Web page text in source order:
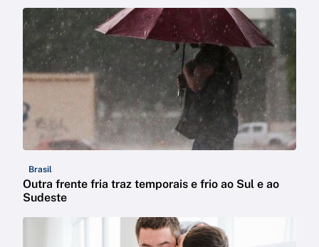
Brasil
Outra frente fria traz temporais e frio ao Sul e ao
Sudeste